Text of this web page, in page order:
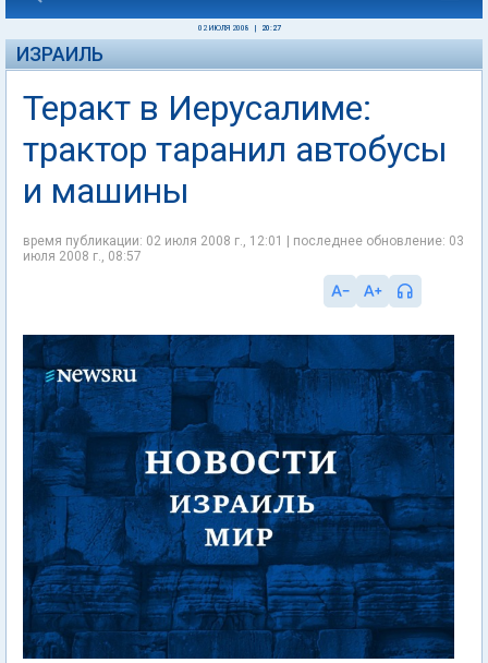
02 ИЮЛЯ 2008 20:27
ИЗРАИЛЬ
Теракт в Иерусалиме:
трактор таранил автобусы
и машины
время публикации: 02 июля 2008 г., 12:01 | последнее обновление: 03
июля 2008 г., 08:57